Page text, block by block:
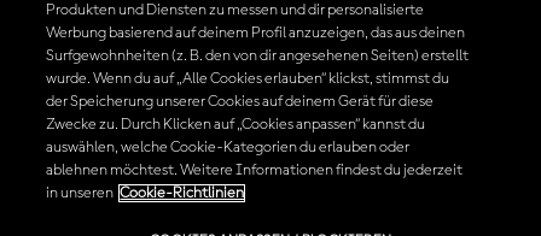
Kaufrichtlinie
Die offizielle MotoGP™ App herunterladen
Produkten und Diensten zu messen und dir personalisierte
Werbung basierend auf deinem Profil anzuzeigen, das aus deinen
Surfgewohnheiten (z. B. den von dir angesehenen Seiten) erstellt
wurde. Wenn du auf „Alle Cookies erlauben“ klickst, stimmst du
der Speicherung unserer Cookies auf deinem Gerät für diese
Zwecke zu. Durch Klicken auf „Cookies anpassen“ kannst du
auswählen, welche Cookie-Kategorien du erlauben oder
ablehnen möchtest. Weitere Informationen findest du jederzeit
in unseren Cookie-Richtlinien